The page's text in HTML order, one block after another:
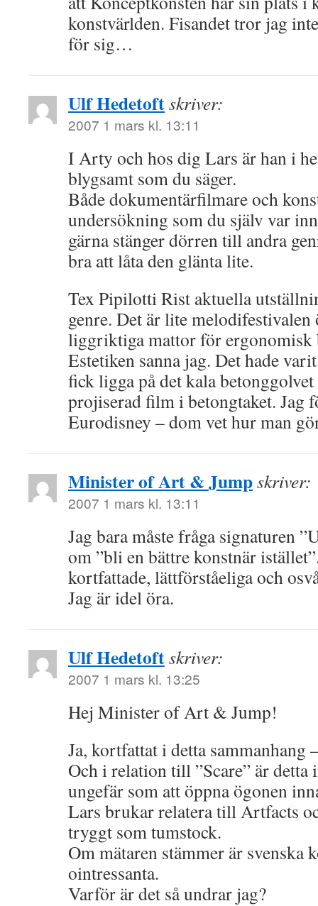
konstvärlden. Fisandet tror jag
för sig…
Ulf Hedetoftskriver:
2007 1 mars kl. 13:11
I Arty och hos dig Lars är han i
blygsamt som du säger.
Både dokumentärfilmare och
undersökning som du själv var
gärna stänger dörren till andra
bra att låta den glänta lite.
Tex Pipilotti Rist aktuella
genre. Det är lite melodifestivalen
liggriktiga mattor för ergonomisk
Estetiken sanna jag. Det hade
fick ligga på det kala
projiserad film i betongtaket. Jag
Eurodisney – dom vet hur man
Minister of Art & Jumpskriver:
2007 1 mars kl. 13:11
Jag bara måste fråga signaturen
om ”bli en bättre konstnär
kortfattade, lättförståeliga och
Jag är idel öra.
Ulf Hedetoftskriver:
2007 1 mars kl. 13:25
Hej Minister of Art & Jump!
Ja, kortfattat i detta sammanhang
Och i relation till ”Scare” är detta
ungefär som att öppna ögonen
Lars brukar relatera till Artfacts
tryggt som tumstock.
Om mätaren stämmer är svenska
ointressanta.
Varför är det så undrar jag?